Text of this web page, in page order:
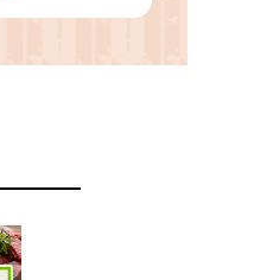
食塩不使用
ス ドリンク